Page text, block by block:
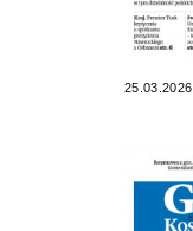
25.03.2026